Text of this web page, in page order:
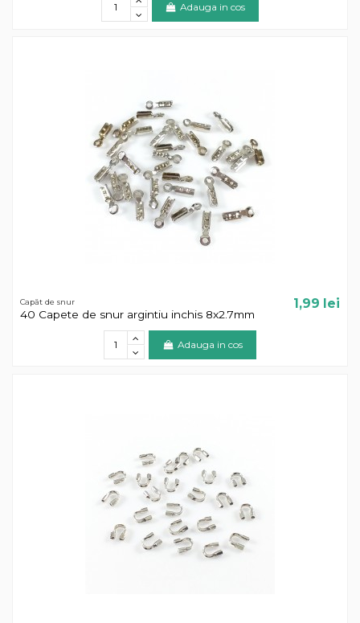
Adauga in cos
Capăt de snur
40 Capete de snur argintiu inchis 8x2.7mm
1,99 lei
Adauga in cos